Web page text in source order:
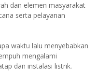
dan elemen masyarakat
serta pelayanan
waktu lalu menyebabkan
mengalami
dan instalasi listrik.